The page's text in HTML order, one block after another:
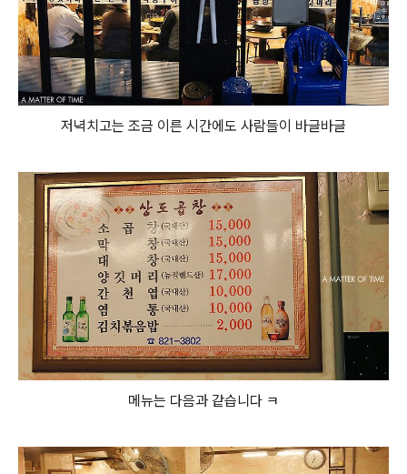
저녁치고는 조금 이른 시간에도 사람들이 바글바글
메뉴는 다음과 같습니다 ㅋ